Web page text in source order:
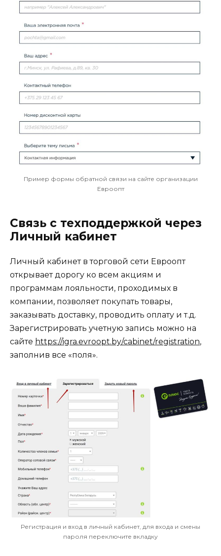
Пример формы обратной связи на сайте организации
Евроопт
Связь с техподдержкой через
Личный кабинет
Личный кабинет в торговой сети Евроопт
открывает дорогу ко всем акциям и
программам лояльности, проходимых в
компании, позволяет покупать товары,
заказывать доставку, проводить оплату и т.д.
Зарегистрировать учетную запись можно на
сайте https://igra.evroopt.by/cabinet/registration,
заполнив все «поля».
Регистрация и вход в личный кабинет, для входа и смены
пароля переключите вкладку